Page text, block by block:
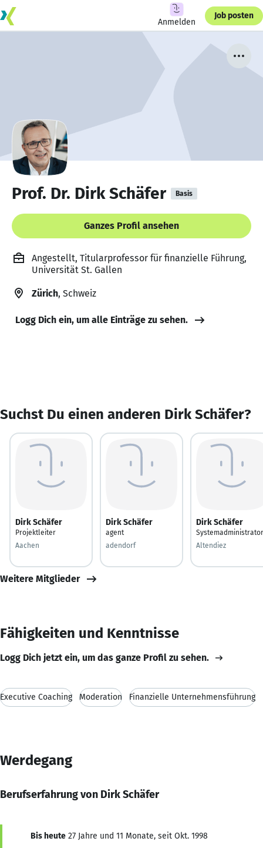
Anmelden
Job posten
Prof. Dr. Dirk Schäfer Basis
Ganzes Profil ansehen
Angestellt, Titularprofessor für finanzielle Führung,
Universität St. Gallen
Zürich, Schweiz
Logg Dich ein, um alle Einträge zu sehen.
Suchst Du einen anderen Dirk Schäfer?
Dirk Schäfer
Projektleiter
Aachen
Dirk Schäfer
agent
adendorf
Dirk Schäfer
Systemadministrator
Altendiez
Weitere Mitglieder
Fähigkeiten und Kenntnisse
Logg Dich jetzt ein, um das ganze Profil zu sehen.
Executive Coaching Moderation Finanzielle Unternehmensführung
Werdegang
Berufserfahrung von Dirk Schäfer
Bis heute 27 Jahre und 11 Monate, seit Okt. 1998